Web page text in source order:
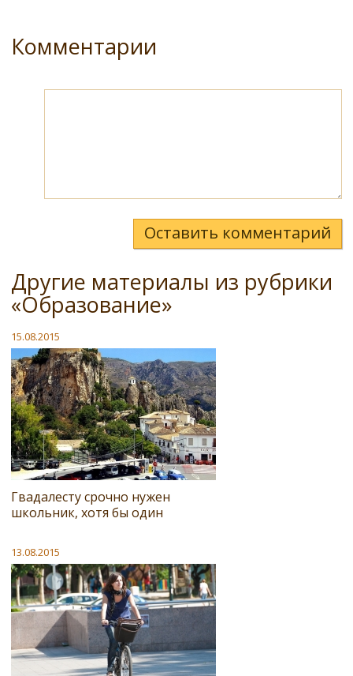
Комментарии
Оставить комментарий
Другие материалы из рубрики
«Образование»
15.08.2015
Гвадалесту срочно нужен
школьник, хотя бы один
13.08.2015